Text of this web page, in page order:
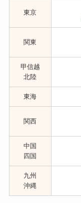
東京
関東
甲信越
北陸
東海
関西
中国
四国
九州
沖縄